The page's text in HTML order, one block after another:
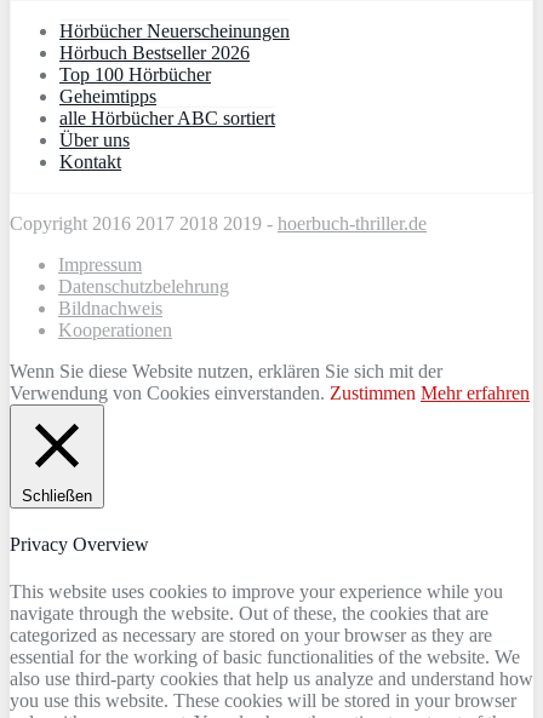
Hörbücher Neuerscheinungen
Hörbuch Bestseller 2026
Top 100 Hörbücher
Geheimtipps
alle Hörbücher ABC sortiert
Über uns
Kontakt
Copyright 2016 2017 2018 2019 - hoerbuch-thriller.de
Impressum
Datenschutzbelehrung
Bildnachweis
Kooperationen
Wenn Sie diese Website nutzen, erklären Sie sich mit der
Verwendung von Cookies einverstanden. Zustimmen Mehr erfahren
Schließen
Privacy Overview
This website uses cookies to improve your experience while you
navigate through the website. Out of these, the cookies that are
categorized as necessary are stored on your browser as they are
essential for the working of basic functionalities of the website. We
also use third-party cookies that help us analyze and understand how
you use this website. These cookies will be stored in your browser